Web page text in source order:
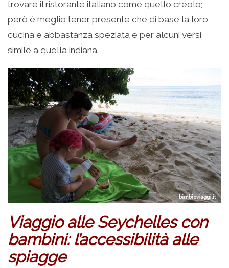
trovare il ristorante italiano come quello creolo;
però è meglio tener presente che di base la loro
cucina è abbastanza speziata e per alcuni versi
simile a quella indiana.
Viaggio alle Seychelles con
bambini: l’accessibilità alle
spiagge